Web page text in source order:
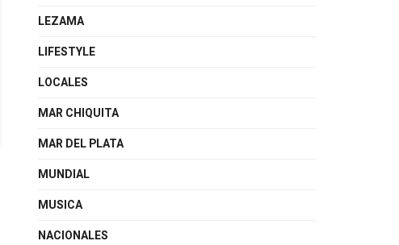
LEZAMA
LIFESTYLE
LOCALES
MAR CHIQUITA
MAR DEL PLATA
MUNDIAL
MUSICA
NACIONALES